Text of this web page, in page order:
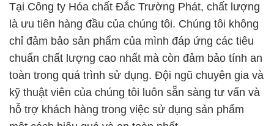
trọng trong việc xây dựng mối quan hệ dài hạn với
khách hàng và cộng đồng kinh doanh. Hãy để
chúng tôi làm đối tác đáng tin cậy của bạn trong lĩnh
vực hóa chất cơ bản, và chúng tôi sẽ luôn ở đây để
hỗ trợ bạn trong mọi nhu cầu của bạn.
# Địa chỉ chuyên kinh doanh / phân phối Bột
Sunphat Magiê / Magnesium Sulphate 99% Trung